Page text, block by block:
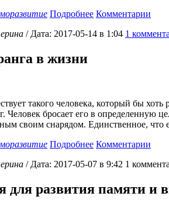
Подробнее Комментарии
/ Дата: 2017-05-14 в 1:04 1
в жизни
такого человека, который бы
Человек бросает его в определенную
своим снарядом. Единственное, что
Подробнее Комментарии
/ Дата: 2017-05-07 в 9:42 1
для развития памяти и